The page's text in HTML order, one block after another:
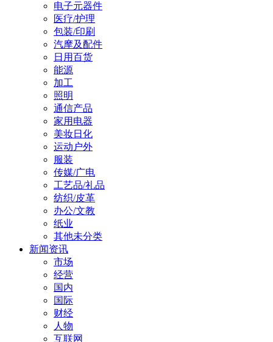
电子元器件
医疗/护理
包装/印刷
汽摩及配件
日用百货
能源
加工
照明
通信产品
家用电器
美妆日化
运动户外
服装
传媒/广电
工艺品/礼品
纺织/皮革
办公/文教
纸业
其他未分类
新闻资讯
市场
经营
国内
国际
财经
人物
互联网